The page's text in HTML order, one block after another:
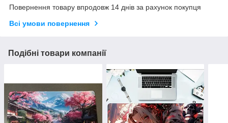
Повернення товару впродовж 14 днів за рахунок покупця
Всі умови повернення
Подібні товари компанії